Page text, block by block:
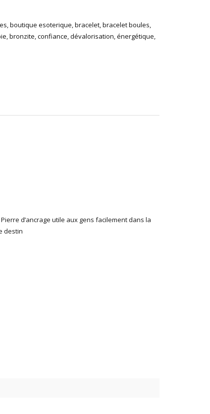
,boutique esoterique,bracelet,bracelet boules,
,bronzite,confiance,dévalorisation,énergétique,
d’ancrage utile aux gens facilement dans la
destin